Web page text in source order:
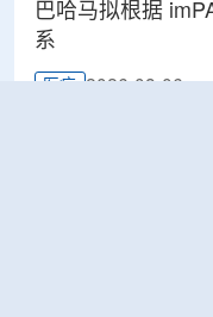
巴哈马拟根据
系
医疗 2026-08-06